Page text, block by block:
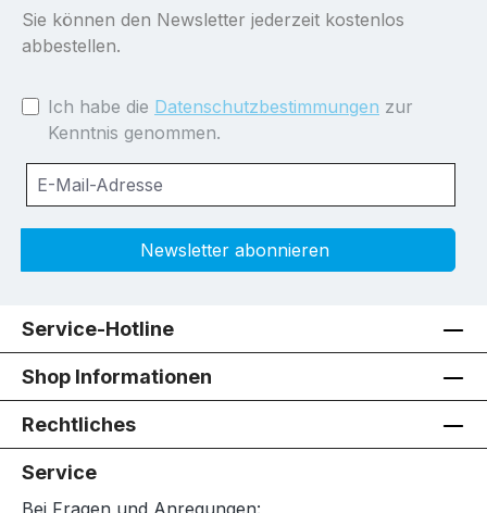
Sie können den Newsletter jederzeit kostenlos
abbestellen.
Ich habe die Datenschutzbestimmungen zur
Kenntnis genommen.
Newsletter abonnieren
Service-Hotline
Shop Informationen
Rechtliches
Service
Bei Fragen und Anregungen: